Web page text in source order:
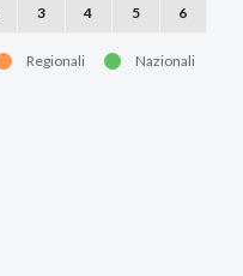
3 4 5 6
Regionali Nazionali